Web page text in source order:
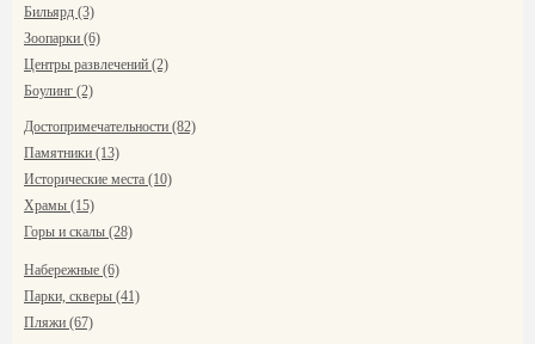
Бильярд (3)
Зоопарки (6)
Центры развлечений (2)
Боулинг (2)
Достопримечательности (82)
Памятники (13)
Исторические места (10)
Храмы (15)
Горы и скалы (28)
Набережные (6)
Парки, скверы (41)
Пляжи (67)